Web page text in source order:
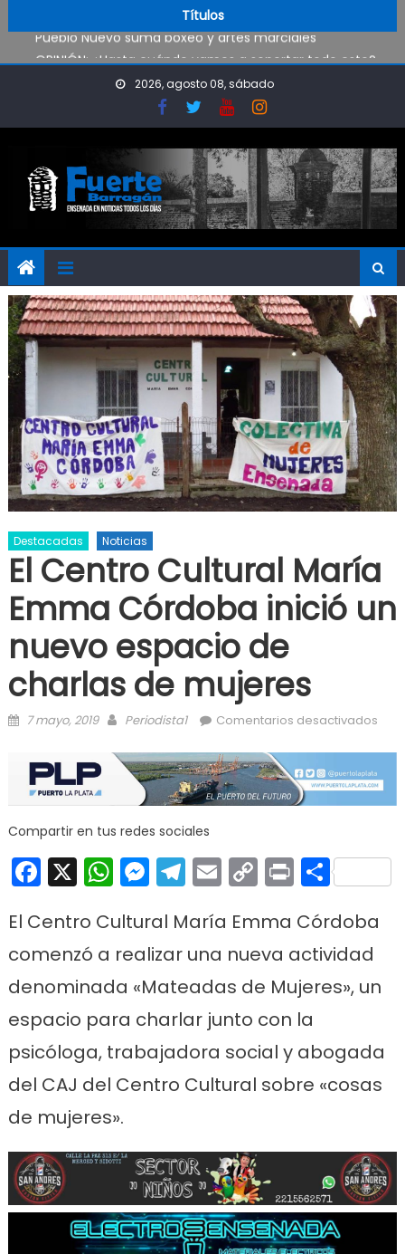
Títulos
Pueblo Nuevo suma boxeo y artes marciales
OPINIÓN: ¿Hasta cuándo vamos a soportar todo esto?
El Rojo juega este sábado en Ensenada y necesita ganar
2026, agosto 08, sábado
Destacadas Noticias
El Centro Cultural María
Emma Córdoba inició un
nuevo espacio de
charlas de mujeres
Posted on
7 mayo, 2019 Author
Periodista1 Comentarios desactivados
Compartir en tus redes sociales
Facebook
X WhatsApp
Messenger
Telegram
EmailCopy
Link
Print
El Centro Cultural María Emma Córdoba
comenzó a realizar una nueva actividad
denominada «Mateadas de Mujeres», un
espacio para charlar junto con la
psicóloga, trabajadora social y abogada
del CAJ del Centro Cultural sobre «cosas
de mujeres».